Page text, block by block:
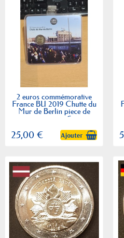
2 euros commémorative
France BU 2019 Chutte du
Mur de Berlin piece de
monnaie €
25,00 € Ajouter